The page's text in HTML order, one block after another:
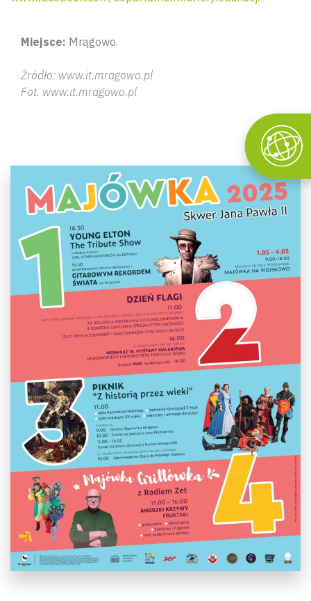
Miejsce: Mrągowo.
Źródło: www.it.mragowo.pl
Fot. www.it.mragowo.pl